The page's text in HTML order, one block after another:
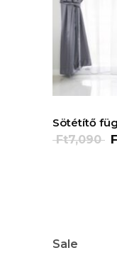
Sötétítő
Ft7,090
Sale